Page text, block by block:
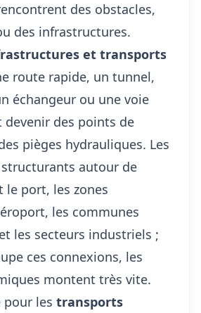
des obstacles,
des infrastructures.
et transports
route rapide, un tunnel,
échangeur ou une voie
devenir des points de
pièges hydrauliques. Les
structurants autour de
le port, les zones
les communes
les secteurs industriels ;
ces connexions, les
montent très vite.
pour les transports